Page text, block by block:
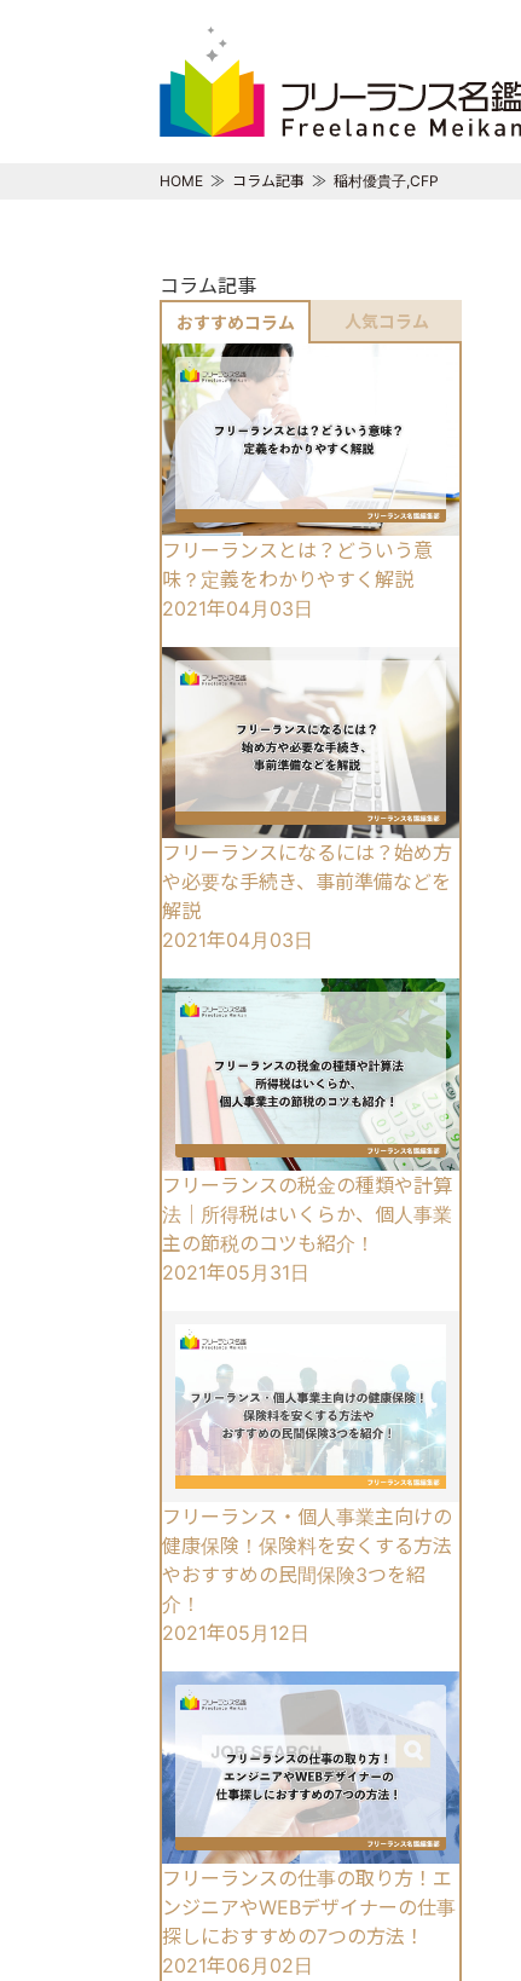
HOME コラム記事 稲村優貴子,CFP
コラム記事
おすすめコラム 人気コラム
フリーランスとは？どういう意
味？定義をわかりやすく解説
2021年04月03日
フリーランスになるには？始め方
や必要な手続き、事前準備などを
解説
2021年04月03日
フリーランスの税金の種類や計算
法｜所得税はいくらか、個人事業
主の節税のコツも紹介！
2021年05月31日
フリーランス・個人事業主向けの
健康保険！保険料を安くする方法
やおすすめの民間保険3つを紹
介！
2021年05月12日
フリーランスの仕事の取り方！エ
ンジニアやWEBデザイナーの仕事
探しにおすすめの7つの方法！
2021年06月02日